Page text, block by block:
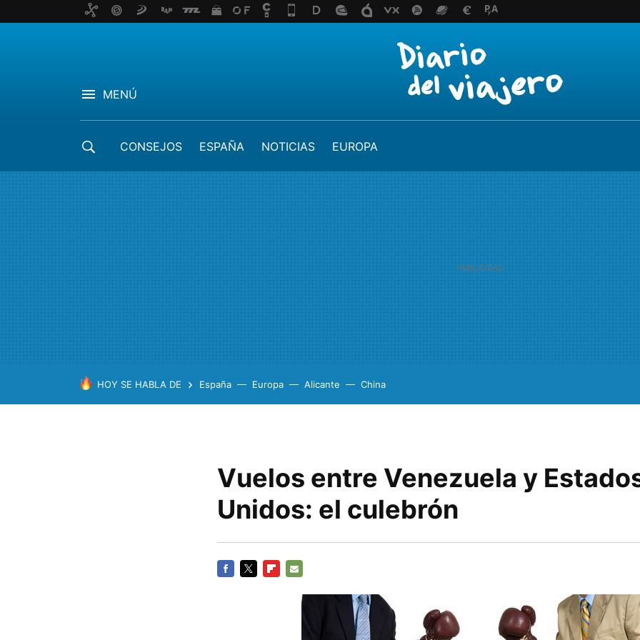
MENÚ
CONSEJOS ESPAÑA NOTICIAS EUROPA
HOY SE HABLA DE España Europa Alicante China
Vuelos entre Venezuela y
Unidos: el culebrón
MAIL